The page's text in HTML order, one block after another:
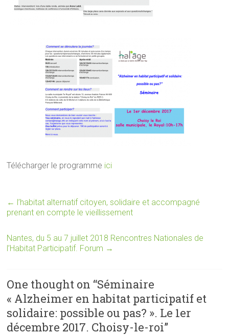
Télécharger le programme ici
← l’habitat alternatif citoyen, solidaire et accompagné
prenant en compte le vieillissement
Nantes, du 5 au 7 juillet 2018 Rencontres Nationales de
l’Habitat Participatif. Forum →
One thought on “Séminaire
« Alzheimer en habitat participatif et
solidaire: possible ou pas? ». Le 1er
décembre 2017. Choisy-le-roi”